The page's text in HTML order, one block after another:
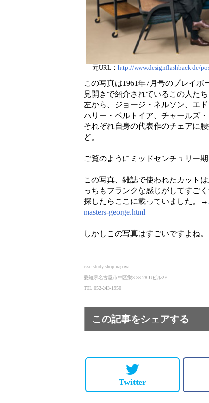
元URL： http://www.designflashback.de/
この写真は1961年7月号のプレイボ
見開きで紹介されているこの人たち
左から、ジョージ・ネルソン、エ
ハリー・ベルトイア、チャールズ
それぞれ自身の代表作のチェアに
ど。
ご覧のようにミッドセンチュリー
この写真、雑誌で使われたカット
っちもフランクな感じがしてすごく
探したらここに載っていました。→
masters-george.html
しかしこの写真はすごいですよね
case study shop nagoya
愛知県名古屋市中区栄3-33-28 Uビル2F
TEL 052-243-1950
この記事をシェアする
Twitter